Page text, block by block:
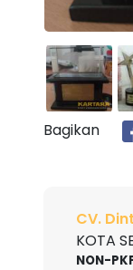
Bagikan
CV.
KOTA
NON-